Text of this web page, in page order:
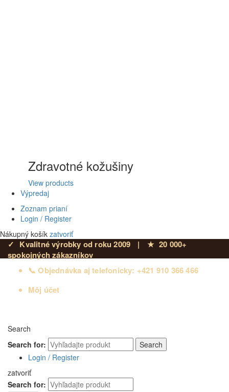
Zdravotné kožušiny
View products
Výpredaj
Zoznam prianí
Login / Register
Nákupný košík zatvoriť
✓ Kvalitné výrobky od roku 2009 | ★ 20 000+
spokojných zákazníkov
📞 Objednávka aj telefonicky: +421 910 366 466
Môj účet
Search
Search for:
Search
Login / Register
zatvoriť
Search for: